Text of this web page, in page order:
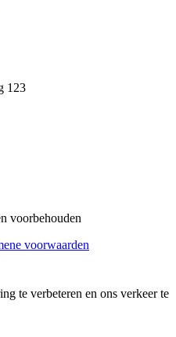
123
voorbehouden
voorwaarden
te verbeteren en ons verkeer te